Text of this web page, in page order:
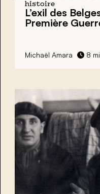
histoire
L’exil des
Première
Michaël Amara 8